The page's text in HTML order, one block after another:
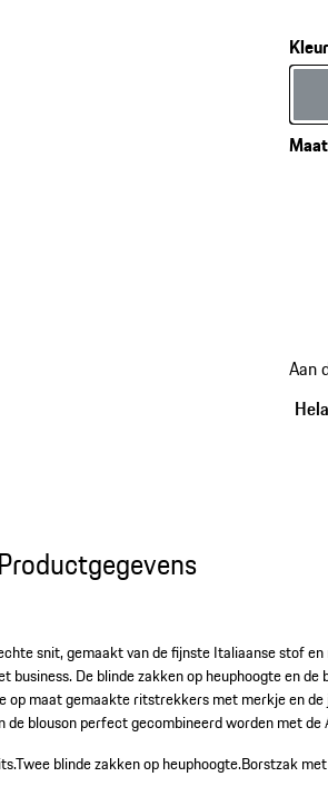
Kleur
Kleur
Maat
Aan
Productgegevens
snit, gemaakt van de fijnste Italiaanse stof
De blinde zakken op heuphoogte en
op maat gemaakte ritstrekkers met merkje en
blouson perfect gecombineerd worden met de
Twee blinde zakken op heuphoogte.Borstzak